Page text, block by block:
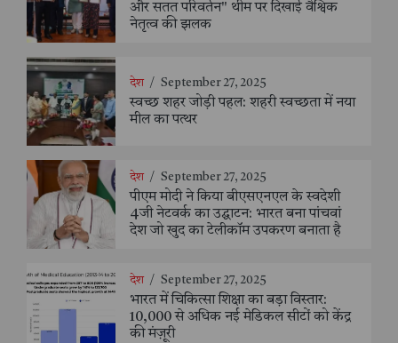
और सतत परिवर्तन" थीम पर दिखाई वैश्विक
नेतृत्व की झलक
देश / September 27, 2025
स्वच्छ शहर जोड़ी पहल: शहरी स्वच्छता में नया
मील का पत्थर
देश / September 27, 2025
पीएम मोदी ने किया बीएसएनएल के स्वदेशी
4जी नेटवर्क का उद्घाटन: भारत बना पांचवां
देश जो खुद का टेलीकॉम उपकरण बनाता है
देश / September 27, 2025
भारत में चिकित्सा शिक्षा का बड़ा विस्तार:
10,000 से अधिक नई मेडिकल सीटों को केंद्र
की मंज़ूरी